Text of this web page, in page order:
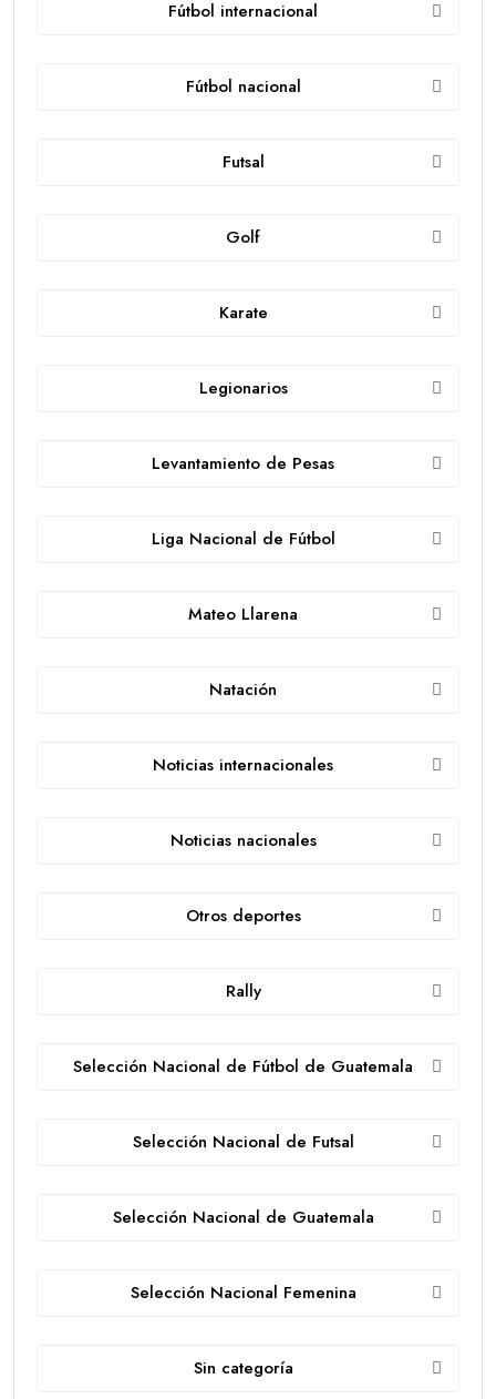
Fútbol internacional
Fútbol nacional
Futsal
Golf
Karate
Legionarios
Levantamiento de Pesas
Liga Nacional de Fútbol
Mateo Llarena
Natación
Noticias internacionales
Noticias nacionales
Otros deportes
Rally
Selección Nacional de Fútbol de Guatemala
Selección Nacional de Futsal
Selección Nacional de Guatemala
Selección Nacional Femenina
Sin categoría